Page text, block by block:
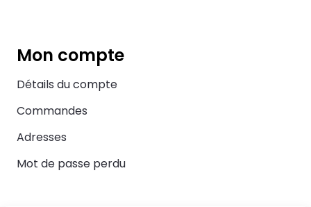
Mon compte
Détails du compte
Commandes
Adresses
Mot de passe perdu